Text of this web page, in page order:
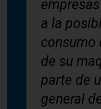
a la
consumo
de su
parte de
general